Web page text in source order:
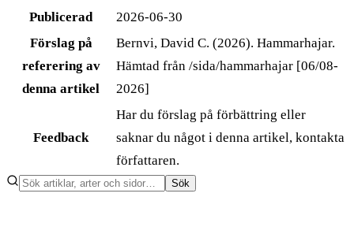
Publicerad
2026-06-30
Förslag på
referering av
denna artikel
Bernvi, David C. (2026). Hammarhajar.
Hämtad från /sida/hammarhajar [06/08-
2026]
Feedback
Har du förslag på förbättring eller
saknar du något i denna artikel, kontakta
författaren.
Sök